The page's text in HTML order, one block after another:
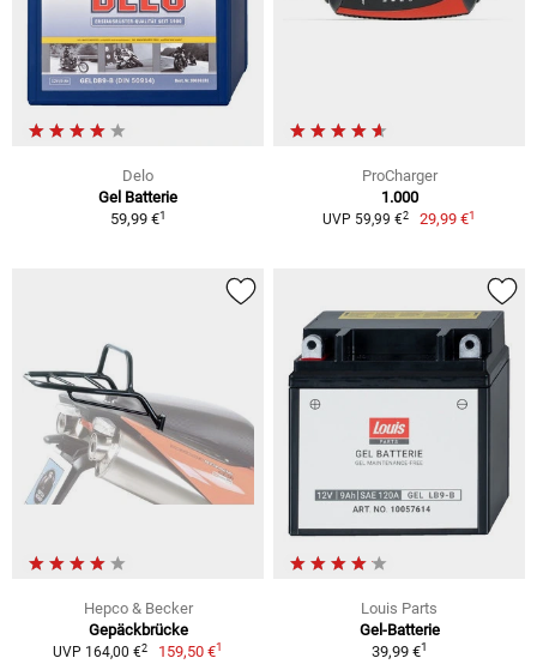
Delo
Gel Batterie
59,99 €1
ProCharger
1.000
UVP 59,99 €2 29,99 €1
Hepco & Becker
Gepäckbrücke
UVP 164,00 €2 159,50 €1
Louis Parts
Gel-Batterie
39,99 €1